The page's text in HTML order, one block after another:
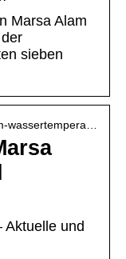
Marsa Alam
sieben
wassertempera…
Aktuelle und